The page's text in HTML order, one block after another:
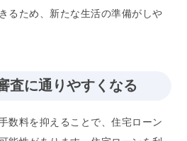
るため、新たな生活の準備がしや
査に通りやすくなる
数料を抑えることで、住宅ローン